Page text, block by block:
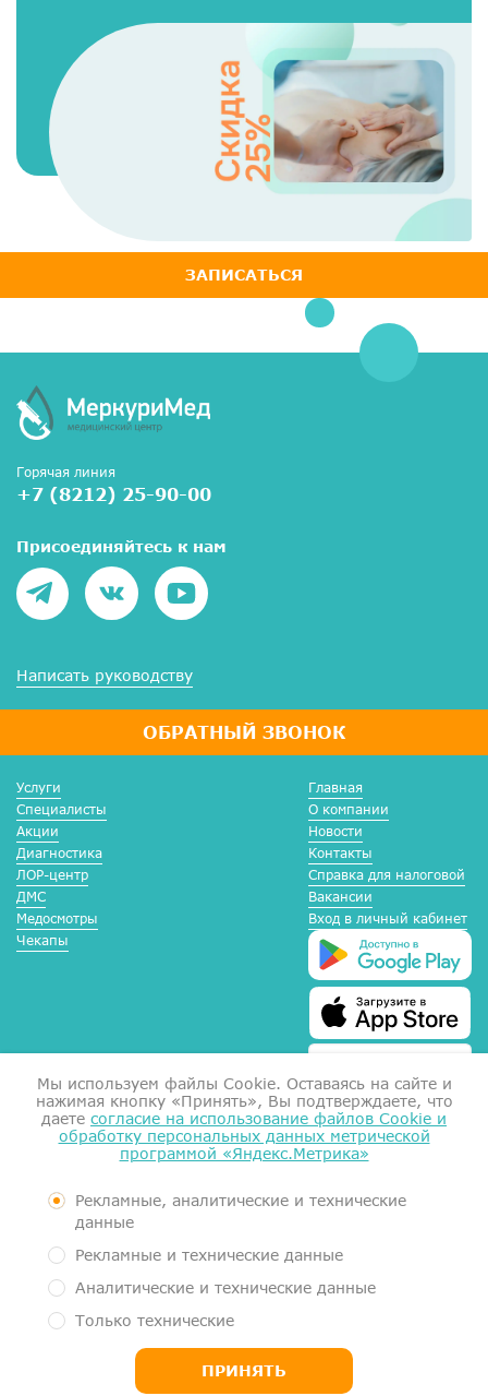
ЗАПИСАТЬСЯ
Горячая линия
+7 (8212) 25-90-00
ОБРАТНЫЙ ЗВОНОК
Присоединяйтесь к нам
Написать руководству
Услуги
Специалисты
Акции
Диагностика
ЛОР-центр
ДМС
Медосмотры
Чекапы
Главная
О компании
Новости
Контакты
Справка для налоговой
Вакансии
Вход в личный кабинет
Справка для налоговой
Документы
Контролирующие органы
Пользовательское соглашение
Политика обработки персональных данных
Медицинский центр МеркуриМед. Услуги оказывает Общество с
1161101054663, ИНН 1101058834)
Мы используем файлы Сookie. Оставаясь на сайте и
нажимая кнопку «Принять», Вы подтверждаете, что
даете согласие на использование файлов Cookie и
обработку персональных данных метрической
программой «Яндекс.Метрика»
Рекламные, аналитические и технические
данные
Рекламные и технические данные
Аналитические и технические данные
Только технические
ПРИНЯТЬ